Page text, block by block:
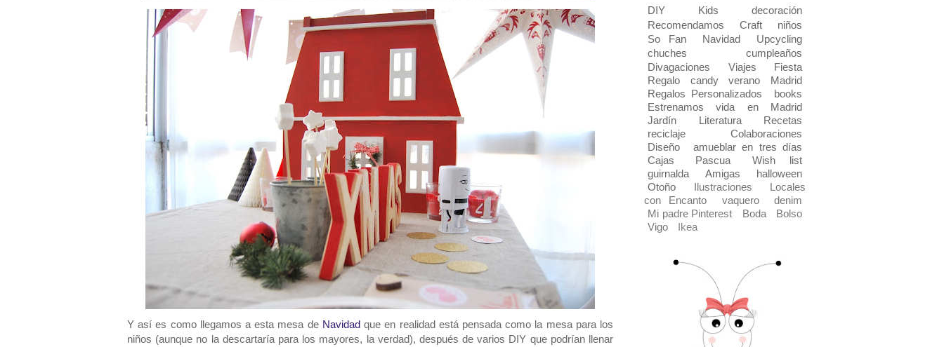
Y así es como llegamos a esta mesa de Navidadque en realidad está pensada como la mesa para los
niños (aunque no la descartaría para los mayores, la verdad), después de varios DIY que podrían llenar
DIY Kids
decoración
Recomendamos
Craft
niños
So Fan
Navidad
Upcycling
chuches
cumpleaños
Divagaciones
Viajes
Fiesta
Regalo
candy verano
Madrid
Regalos Personalizados
books
Estrenamos vida en Madrid
Jardín
Literatura
Recetas
reciclaje
Colaboraciones
Diseño
amueblar en tres días
Cajas
Pascua
Wish list
guirnalda
Amigas
halloween
Otoño
Ilustraciones
Locales
con Encanto
vaquero
denim
Mi padre Pinterest
Boda
Bolso
Vigo
Ikea